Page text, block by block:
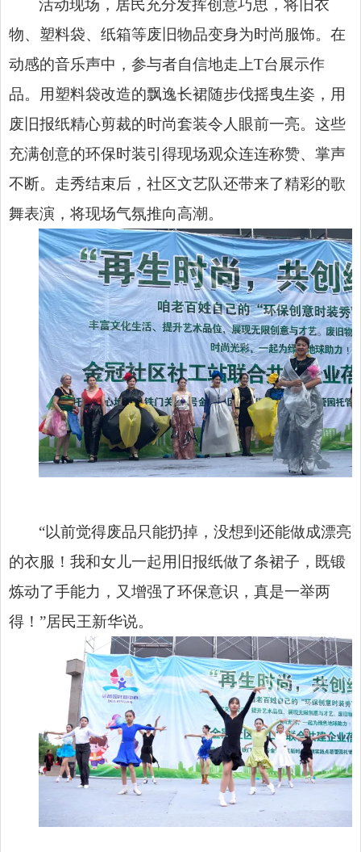
活动现场，居民充分发挥创意巧思，将旧衣
物、塑料袋、纸箱等废旧物品变身为时尚服饰。在
动感的音乐声中，参与者自信地走上T台展示作
品。用塑料袋改造的飘逸长裙随步伐摇曳生姿，用
废旧报纸精心剪裁的时尚套装令人眼前一亮。这些
充满创意的环保时装引得现场观众连连称赞、掌声
不断。走秀结束后，社区文艺队还带来了精彩的歌
舞表演，将现场气氛推向高潮。
“以前觉得废品只能扔掉，没想到还能做成漂亮
的衣服！我和女儿一起用旧报纸做了条裙子，既锻
炼动了手能力，又增强了环保意识，真是一举两
得！”居民王新华说。